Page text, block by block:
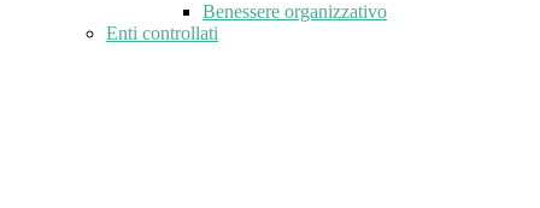
Benessere organizzativo
Enti controllati